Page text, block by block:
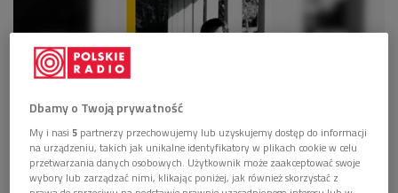
Okładka książki Foto: mat. promocyjne
Dbamy o Twoją prywatność
My i nasi5 partnerzy przechowujemy lub uzyskujemy dostęp do informacji
na urządzeniu, takich jak unikalne identyfikatory w plikach cookie w celu
przetwarzania danych osobowych. Użytkownik może zaakceptować swoje
wybory lub zarządzać nimi, klikając poniżej, jak również skorzystać z